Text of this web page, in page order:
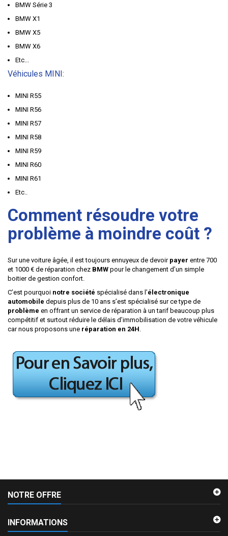
BMW Série 3
BMW X1
BMW X5
BMW X6
Etc...
Véhicules MINI:
MINI R55
MINI R56
MINI R57
MINI R58
MINI R59
MINI R60
MINI R61
Etc..
Comment résoudre votre
problème à moindre coût ?
Sur une voiture âgée, il est toujours ennuyeux de devoir payer entre 700
et 1000 € de réparation chez BMW pour le changement d’un simple
boitier de gestion confort.
C’est pourquoi notre société spécialisé dans l’électronique
automobile depuis plus de 10 ans s’est spécialisé sur ce type de
problème en offrant un service de réparation à un tarif beaucoup plus
compétitif et surtout réduire le délais d’immobilisation de votre véhicule
car nous proposons une réparation en 24H
NOTRE OFFRE
INFORMATIONS